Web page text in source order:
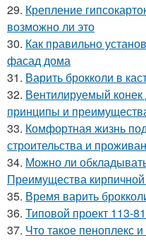
29. Крепление
возможно ли это
30. Как правильно
фасад дома
31. Варить брокколи в
32. Вентилируемый
принципы и
33. Комфортная жизнь
строительства и
34. Можно ли
Преимущества
35. Время варить
36. Типовой проект 113-
37. Что такое пеноплекс